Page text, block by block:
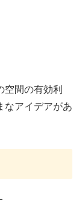
空間の有効利
なアイデアがあ